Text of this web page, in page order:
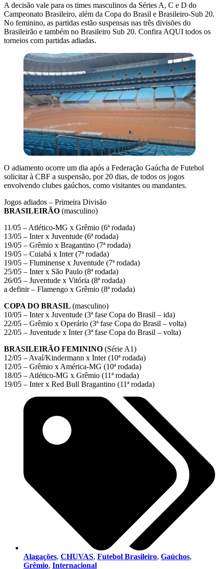
A decisão vale para os times masculinos da Séries A, C e D do
Campeonato Brasileiro, além da Copa do Brasil e Brasileiro-Sub 20.
No feminino, as partidas estão suspensas nas três divisões do
Brasileirão e também no Brasileiro Sub 20. Confira AQUI todos os
torneios com partidas adiadas.
O adiamento ocorre um dia após a Federação Gaúcha de Futebol
solicitar à CBF a suspensão, por 20 dias, de todos os jogos
envolvendo clubes gaúchos, como visitantes ou mandantes.
Jogos adiados – Primeira Divisão
BRASILEIRÃO (masculino)
11/05 – Atlético-MG x Grêmio (6ª rodada)
13/05 – Inter x Juventude (6ª rodada)
19/05 – Grêmio x Bragantino (7ª rodada)
19/05 – Cuiabá x Inter (7ª rodada)
19/05 – Fluminense x Juventude (7ª rodada)
25/05 – Inter x São Paulo (8ª rodada)
26/05 – Juventude x Vitória (8ª rodada)
a definir – Flamengo x Grêmio (8ª rodada)
COPA DO BRASIL (masculino)
10/05 – Inter x Juventude (3ª fase Copa do Brasil – ida)
22/05 – Grêmio x Operário (3ª fase Copa do Brasil – volta)
22/05 – Juventude x Inter (3ª fase Copa do Brasil – volta)
BRASILEIRÃO FEMININO (Série A1)
12/05 – Avaí/Kindermann x Inter (10ª rodada)
12/05 – Grêmio x América-MG (10ª rodada)
18/05 – Atlético-MG x Grêmio (11ª rodada)
19/05 – Inter x Red Bull Bragantino (11ª rodada)
Alagações, CHUVAS, Futebol Brasileiro, Gaúchos,
Grêmio, Internacional